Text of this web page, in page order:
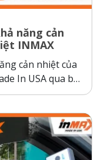
năng cản
INMAX
cản nhiệt của
In USA qua bài
phục.
nhiệt trên